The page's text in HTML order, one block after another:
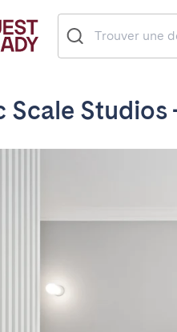
Scale Studios